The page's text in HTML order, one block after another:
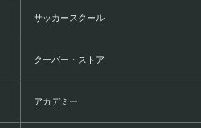
サッカースクール
クーバー・ストア
アカデミー